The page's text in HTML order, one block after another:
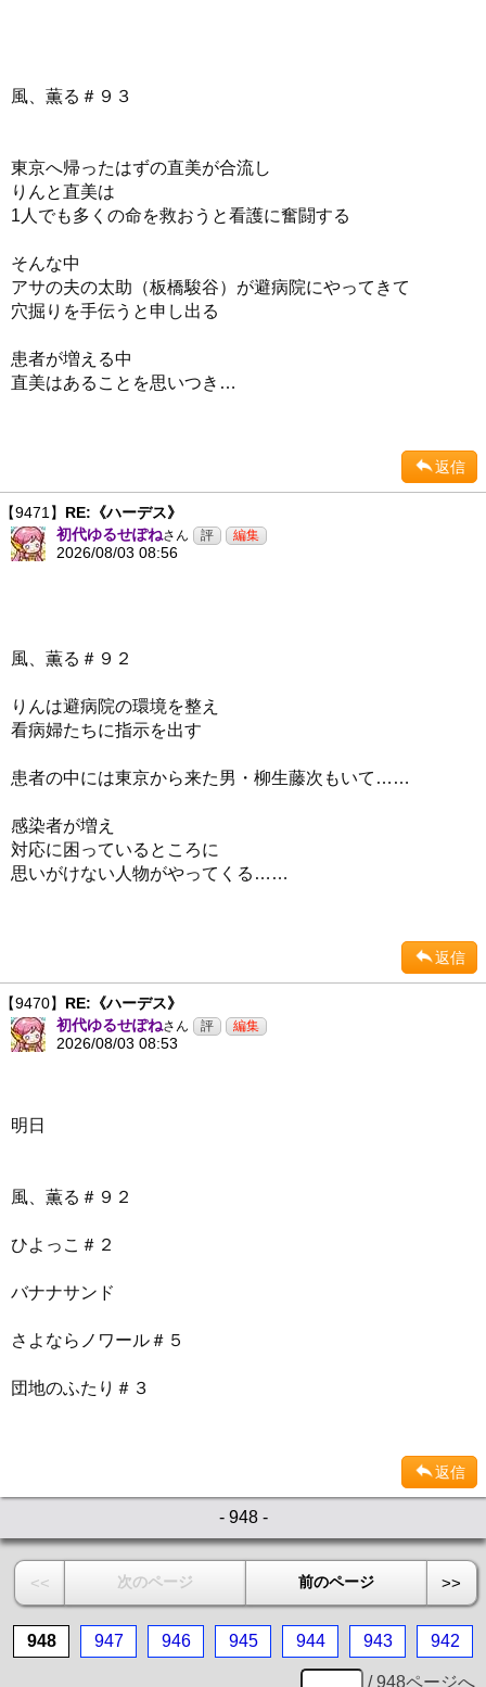
風、薫る＃９３
東京へ帰ったはずの直美が合流し
りんと直美は
1人でも多くの命を救おうと看護に奮闘する
そんな中
アサの夫の太助（板橋駿谷）が避病院にやってきて
穴掘りを手伝うと申し出る
患者が増える中
直美はあることを思いつき…
返信
【9471】 RE:《ハーデス》
初代ゆるせぽねさん
2026/08/03 08:56
風、薫る＃９２
りんは避病院の環境を整え
看病婦たちに指示を出す
患者の中には東京から来た男・柳生藤次もいて……
感染者が増え
対応に困っているところに
思いがけない人物がやってくる……
返信
【9470】 RE:《ハーデス》
初代ゆるせぽねさん
2026/08/03 08:53
明日
風、薫る＃９２
ひよっこ＃２
バナナサンド
さよならノワール＃５
団地のふたり＃３
返信
- 948 -
<< 次のページ 前のページ >>
948 947 946 945 944 943 942
/ 948ページへ